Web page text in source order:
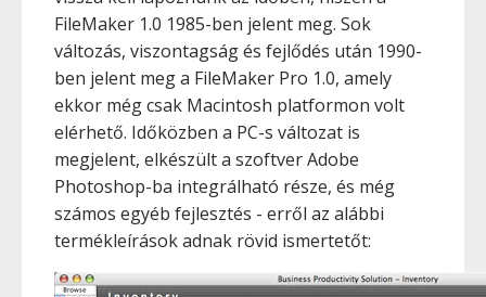
FileMaker 1.0 1985-ben jelent meg. Sok
változás, viszontagság és fejlődés után 1990-
ben jelent meg a FileMaker Pro 1.0, amely
ekkor még csak Macintosh platformon volt
elérhető. Időközben a PC-s változat is
megjelent, elkészült a szoftver Adobe
Photoshop-ba integrálható része, és még
számos egyéb fejlesztés - erről az alábbi
termékleírások adnak rövid ismertetőt: